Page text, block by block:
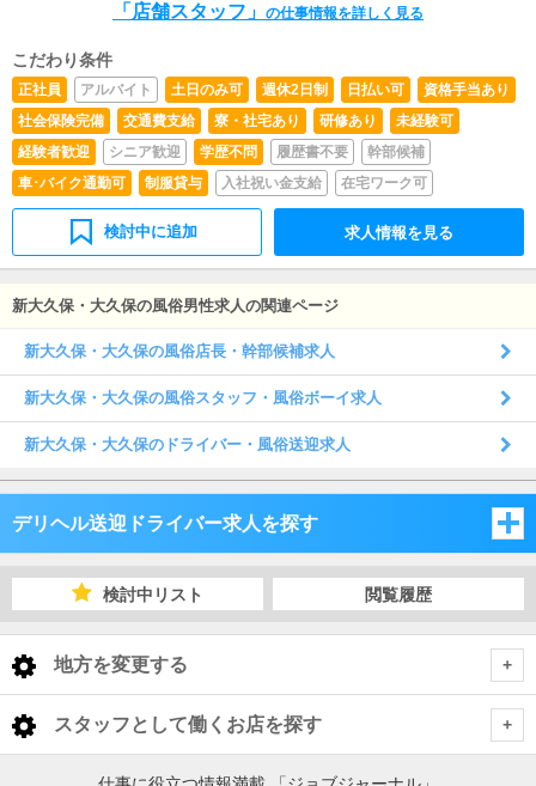
いただきます。【新規のお客様の増加】【リピート率の向
がしっかり稼げるよう、インターネットを活用したPR
（写メ日記など）の効果的な使い方をアドバイスしていた
だきます。■PC更新業務ヘブンネットなどポータルサイト
の店舗情報を更新します。キャストの出勤情報やイベン
ト、求人ブログの作成などを行います。基本的にはボタン
操作や簡単な文字入力ができれば大丈夫です。PCが苦手
な方でも問題なくできます。■清掃・備品管理お客様やキ
ャストに快適に過ごしていただけるよう、店内の清掃や備
品の管理・補充をお願いします。・お客様にとっての「最
高」とは何か・キャストにとっての「最高」とは何か・仲
間である従業員にとっての「最高」とは何かこれらを日々
の業務の中で常に考え、それを実現（具現化・可視化）し
ていくことが、店長・幹部の基本的な役割です。
なら、どなたでも大歓迎です！
「店舗スタッフ」 の仕事情報を詳しく見る
こだわり条件
正社員 アルバイト 土日のみ可 週休2日制 日払い可
資格手当あり
社会保険完備
交通費支給 寮・社宅あり 研修あり
未経験可
経験者歓迎
シニア歓迎 学歴不問 履歴書不要
幹部候補
車･バイク通勤可
制服貸与 入社祝い金支給 在宅ワーク可
検討中に追加 求人情報を見る
新大久保・大久保の風俗男性求人の関連ページ
新大久保・大久保の風俗店長・幹部候補求人
新大久保・大久保の風俗スタッフ・風俗ボーイ求人
新大久保・大久保のドライバー・風俗送迎求人
デリヘル送迎ドライバー求人を探す
東京都
検討中リスト 閲覧履歴
地方を変更する
< 全国トップ
北海道 男性高収入
スタッフとして働くお店を探す